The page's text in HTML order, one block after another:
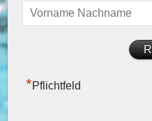
*Pflichtfeld